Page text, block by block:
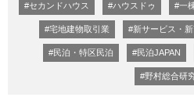
#セカンドハウス #ハウスドゥ #一
#宅地建物取引業 #新サービス・
#民泊・特区民泊 #民泊JAPAN
#野村総合研